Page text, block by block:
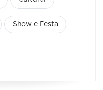
Show e Festa